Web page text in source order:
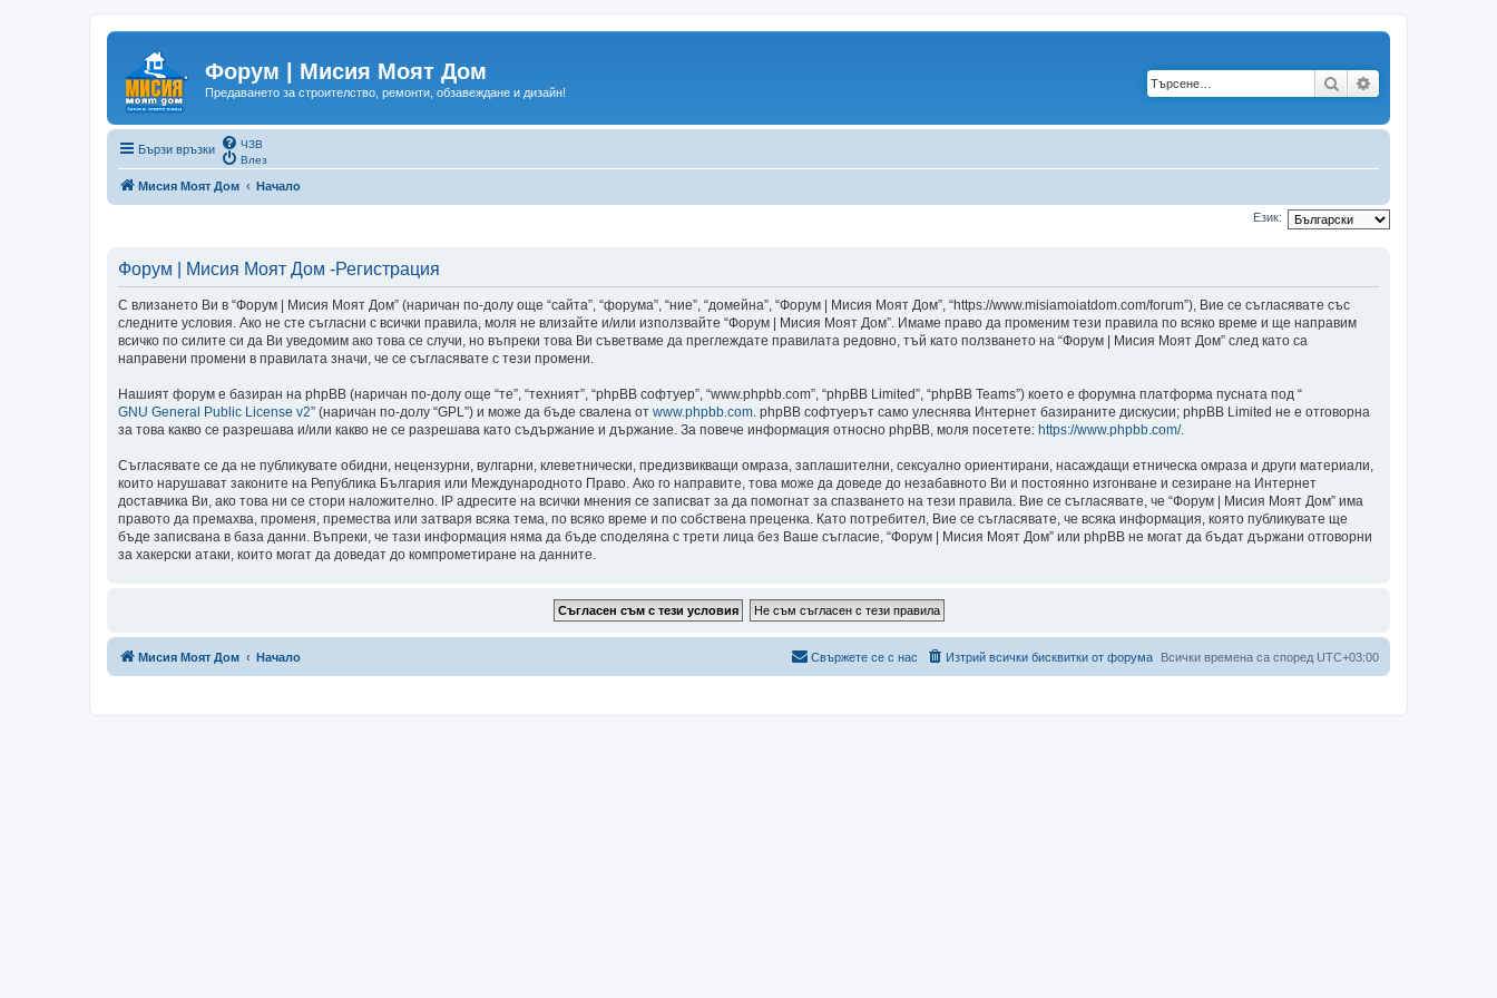
Форум | Мисия Моят Дом
Предаването за строителство, ремонти, обзавеждане и дизайн! Търсене
Бързи връзки
ЧЗВ
Влез
Мисия Моят Дом Начало
Език:
Форум | Мисия Моят Дом -Регистрация
С влизането Ви в “Форум | Мисия Моят Дом” (наричан по-долу още “сайта”, “форума”, “ние”, “домейна”, “Форум | Мисия Моят Дом”, “https://www.misiamoiatdom.com/forum”), Вие се съгласявате със
следните условия. Ако не сте съгласни с всички правила, моля не влизайте и/или използвайте “Форум | Мисия Моят Дом”. Имаме право да променим тези правила по всяко време и ще направим
всичко по силите си да Ви уведомим ако това се случи, но въпреки това Ви съветваме да преглеждате правилата редовно, тъй като ползването на “Форум | Мисия Моят Дом” след като са
направени промени в правилата значи, че се съгласявате с тези промени.
Нашият форум е базиран на phpBB (наричан по-долу още “те”, “техният”, “phpBB софтуер”, “www.phpbb.com”, “phpBB Limited”, “phpBB Teams”) което е форумна платформа пусната под “
GNU General Public License v2” (наричан по-долу “GPL”) и може да бъде свалена от www.phpbb.com. phpBB софтуерът само улеснява Интернет базираните дискусии; phpBB Limited не е отговорна
за това какво се разрешава и/или какво не се разрешава като съдържание и държание. За повече информация относно phpBB, моля посетете: https://www.phpbb.com/.
Съгласявате се да не публикувате обидни, нецензурни, вулгарни, клеветнически, предизвикващи омраза, заплашителни, сексуално ориентирани, насаждащи етническа омраза и други материали,
които нарушават законите на Република България или Международното Право. Ако го направите, това може да доведе до незабавното Ви и постоянно изгонване и сезиране на Интернет
доставчика Ви, ако това ни се стори наложително. IP адресите на всички мнения се записват за да помогнат за спазването на тези правила. Вие се съгласявате, че “Форум | Мисия Моят Дом” има
правото да премахва, променя, премества или затваря всяка тема, по всяко време и по собствена преценка. Като потребител, Вие се съгласявате, че всяка информация, която публикувате ще
бъде записвана в база данни. Въпреки, че тази информация няма да бъде споделяна с трети лица без Ваше съгласие, “Форум | Мисия Моят Дом” или phpBB не могат да бъдат държани отговорни
за хакерски атаки, които могат да доведат до компрометиране на данните.
Мисия Моят Дом Начало Всички времена са според UTC+03:00
Изтрий всички бисквитки от форума
Свържете се с нас